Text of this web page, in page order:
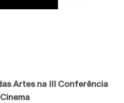
Artes na III Conferência